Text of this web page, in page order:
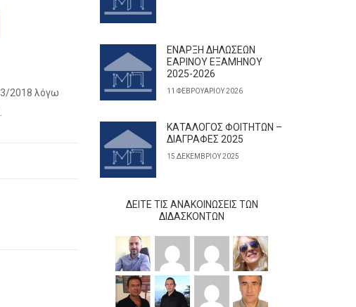
3/2018 λόγω
ΕΝΑΡΞΗ ΔΗΛΩΣΕΩΝ
ΕΑΡΙΝΟΥ ΕΞΑΜΗΝΟΥ
2025-2026
11 ΦΕΒΡΟΥΑΡΊΟΥ 2026
ΚΑΤΑΛΟΓΟΣ ΦΟΙΤΗΤΩΝ –
ΔΙΑΓΡΑΦΕΣ 2025
15 ΔΕΚΕΜΒΡΊΟΥ 2025
ΔΕΊΤΕ ΤΙΣ ΑΝΑΚΟΙΝΏΣΕΙΣ ΤΩΝ
ΔΙΔΆΣΚΟΝΤΩΝ